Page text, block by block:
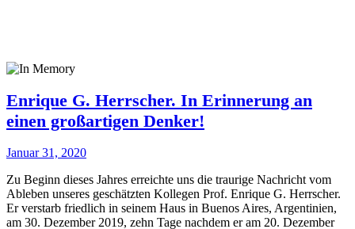
Enrique G. Herrscher. In Erinnerung an
einen großartigen Denker!
Januar 31, 2020
Zu Beginn dieses Jahres erreichte uns die traurige Nachricht vom
Ableben unseres geschätzten Kollegen Prof. Enrique G. Herrscher.
Er verstarb friedlich in seinem Haus in Buenos Aires, Argentinien,
am 30. Dezember 2019, zehn Tage nachdem er am 20. Dezember